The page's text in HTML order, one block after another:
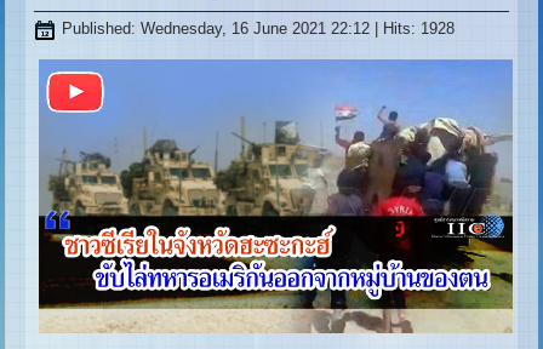
Published: Wednesday, 16 June 2021 22:12 | Hits: 1928